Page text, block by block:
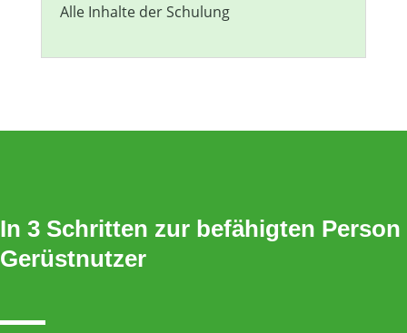
Alle Inhalte der Schulung
In 3 Schritten zur befähigten Person
Gerüstnutzer